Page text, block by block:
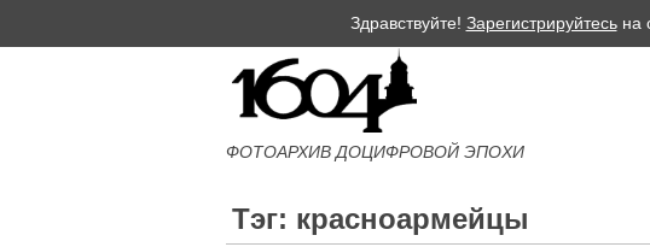
Здравствуйте! Зарегистрируйтесьна
ФОТОАРХИВ ДОЦИФРОВОЙ ЭПОХИ
Тэг: красноармейцы